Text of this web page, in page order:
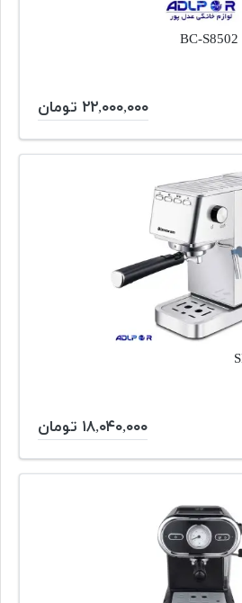
۲۲,۰۰۰,۰۰۰ تومان
۱۸,۰۴۰,۰۰۰ تومان